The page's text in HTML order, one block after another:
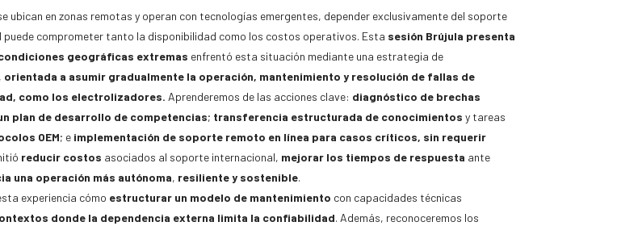
ubican en zonas remotas y operan con tecnologías emergentes, depender exclusivamente del soporte
puede comprometer tanto la disponibilidad como los costos operativos. Esta sesión Brújula presenta
geográficas extremas enfrentó esta situación mediante una estrategia de
orientada a asumir gradualmente la operación, mantenimiento y resolución de fallas de
como los electrolizadores. Aprenderemos de las acciones clave: diagnóstico de brechas
plan de desarrollo de competencias; transferencia estructurada de conocimientos y tareas
OEM; eimplementación de soporte remoto en línea para casos críticos, sin requerir
reducir costos asociados al soporte internacional, mejorar los tiempos de respuesta ante
una operación más autónoma, resiliente y sostenible.
experiencia cómo estructurar un modelo de mantenimiento con capacidades técnicas
donde la dependencia externa limita la confiabilidad. Además, reconoceremos los